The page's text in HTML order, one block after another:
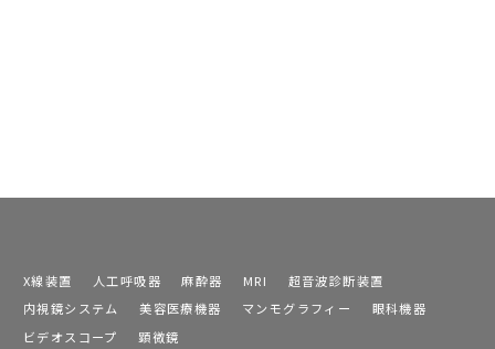
X線装置 人工呼吸器 麻酔器 MRI
超音波診断装置
内視鏡システム
美容医療機器 マンモグラフィー
眼科機器
ビデオスコープ
顕微鏡